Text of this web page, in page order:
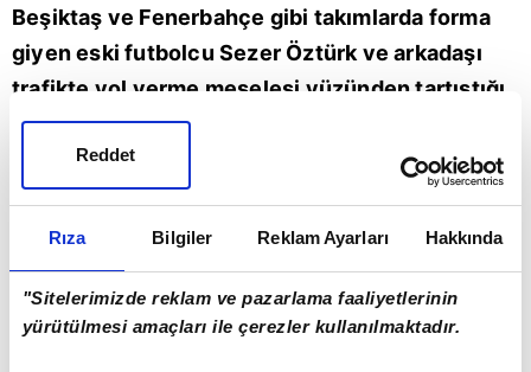
Rıza Bilgiler Reklam Ayarları Hakkında
"Sitelerimizde reklam ve pazarlama faaliyetlerinin
yürütülmesi amaçları ile çerezler kullanılmaktadır.
Reddet
Beşiktaş ve Fenerbahçe gibi takımlarda forma
giyen eski futbolcu Sezer Öztürk ve arkadaşı
trafikte yol verme meselesi yüzünden tartıştığı
kişilere dehşet saçtı. Silah ve bıçakların
kullanıldığı kavgada 1 kişi hayatını kaybederken,
4 kişi ise yaralandı. Hayatını kaybeden
vatandaşın kurşunlardan kaçma anı ise güvenlik
kamerasına yansıdı.
Futbol Beşiktaş